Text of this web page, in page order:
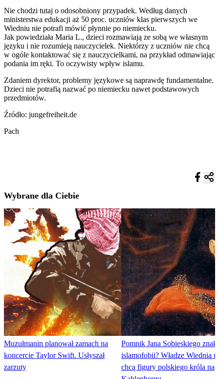
Nie chodzi tutaj o odosobniony przypadek. Według danych
ministerstwa edukacji aż 50 proc. uczniów klas pierwszych we
Wiedniu nie potrafi mówić płynnie po niemiecku.
Jak powiedziała Maria L., dzieci rozmawiają ze sobą we własnym
języku i nie rozumieją nauczycielek. Niektórzy z uczniów nie chcą
w ogóle kontaktować się z nauczycielkami, na przykład odmawiając
podania im ręki. To oczywisty wpływ islamu.
Zdaniem dyrektor, problemy językowe są naprawdę fundamentalne.
Dzieci nie potrafią nazwać po niemiecku nawet podstawowych
przedmiotów.
Źródło: jungefreiheit.de
Pach
Wybrane dla Ciebie
Muzułmanin planował zamach na
koncercie Taylor Swift. Usłyszał
zarzuty
Pomnik Jana Sobieskiego
islamofobii? Władze Wiednia
chcą figury polskiego króla na